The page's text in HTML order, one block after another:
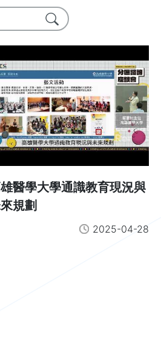
搜尋成果專區
醫學大學通識教育現況與
規劃
2025-04-28